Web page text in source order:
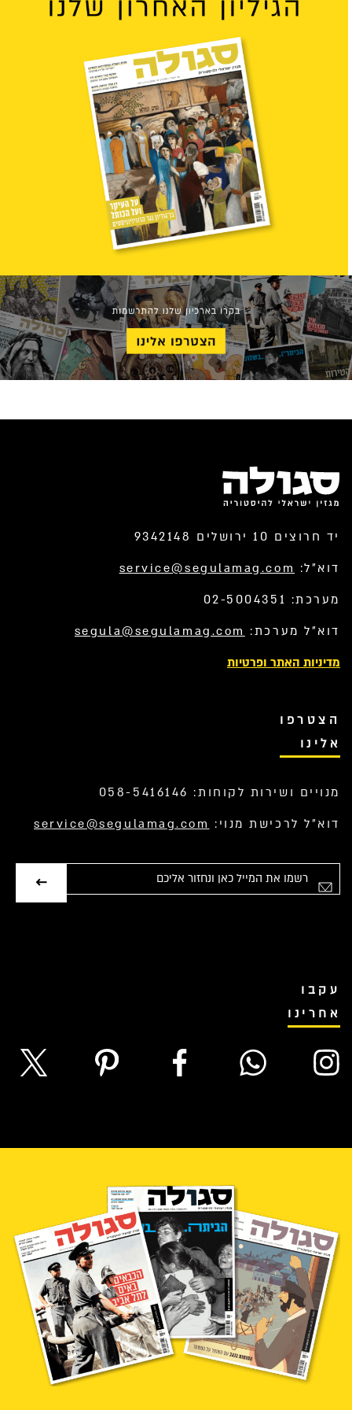
יד חרוצים 10 ירושלים 9342148
דוא”ל: service@segulamag.com
מערכת: 02-5004351
דוא”ל מערכת: segula@segulamag.com
מדיניות האתר ופרטיות
הצטרפו
אלינו
מנויים ושירות לקוחות: 058-5416146
דוא”ל לרכישת מנוי: service@segulamag.com
עקבו
אחרינו